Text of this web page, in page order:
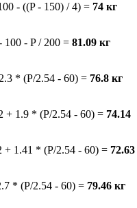
- ((P - 150) / 4) = 74 кг
100 - P / 200 = 81.09 кг
* (P/2.54 - 60) = 76.8 кг
+ 1.9 * (P/2.54 - 60) = 74.14
+ 1.41 * (P/2.54 - 60) = 72.63
* (P/2.54 - 60) = 79.46 кг